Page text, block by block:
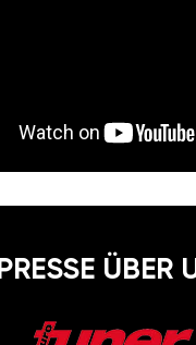
PRESSE ÜBER